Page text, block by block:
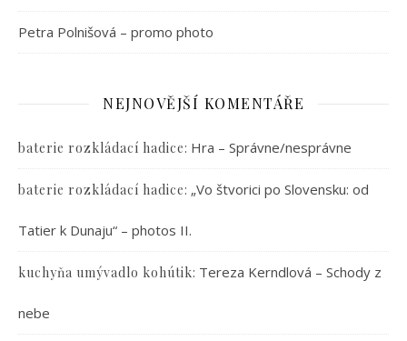
Petra Polnišová – promo photo
NEJNOVĚJŠÍ KOMENTÁŘE
baterie rozkládací hadice: Hra – Správne/nesprávne
baterie rozkládací hadice: „Vo štvorici po Slovensku: od
Tatier k Dunaju“ – photos II.
kuchyňa umývadlo kohútik: Tereza Kerndlová – Schody z
nebe